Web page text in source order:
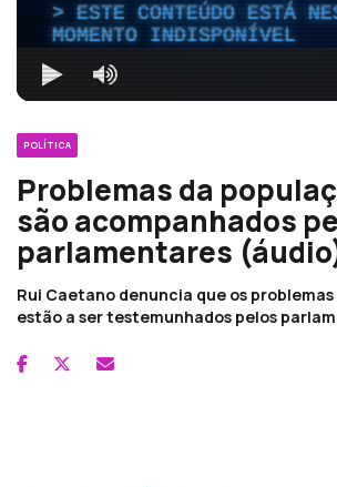
ESTE CONTEÚDO ESTÁ
MOMENTO INDISPONÍVEL
POLÍTICA
Problemas da
são acompanhados
parlamentares
Rui Caetano denuncia que os
estão a ser testemunhados pelos